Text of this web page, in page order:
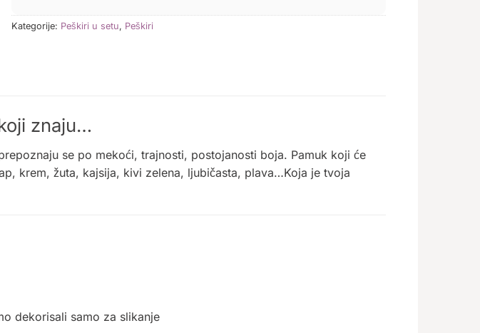
Kategorije: Peškiri u setu, Peškiri
znaju…
se po mekoći, trajnosti, postojanosti boja. Pamuk koji će
krem, žuta, kajsija, kivi zelena, ljubičasta, plava…Koja je tvoja
dekorisali samo za slikanje